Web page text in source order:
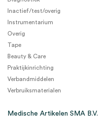
Inactief/test/overig
Instrumentarium
Overig
Tape
Beauty & Care
Praktijkinrichting
Verbandmiddelen
Verbruiksmaterialen
Medische Artikelen SMA B.V.